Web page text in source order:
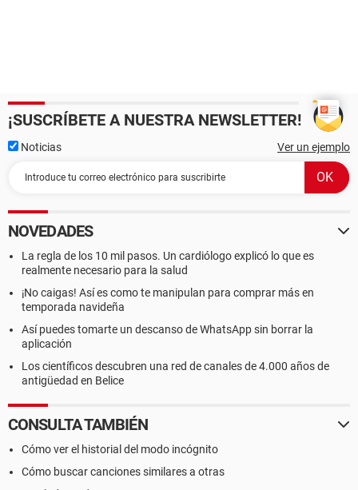
¡SUSCRÍBETE A NUESTRA NEWSLETTER!
Noticias Ver un ejemplo
NOVEDADES
La regla de los 10 mil pasos. Un cardiólogo explicó lo que es
realmente necesario para la salud
¡No caigas! Así es como te manipulan para comprar más en
temporada navideña
Así puedes tomarte un descanso de WhatsApp sin borrar la
aplicación
Los científicos descubren una red de canales de 4.000 años de
antigüedad en Belice
CONSULTA TAMBIÉN
Cómo ver el historial del modo incógnito
Cómo buscar canciones similares a otras